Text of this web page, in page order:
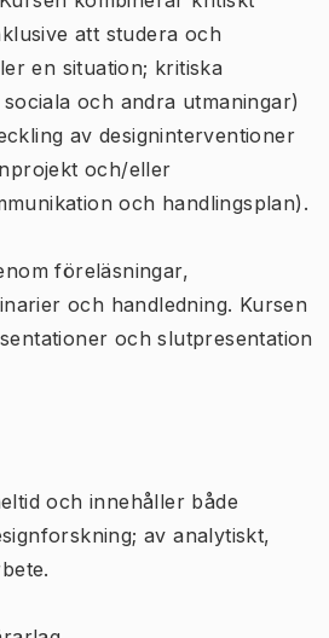
att studera och
en situation; kritiska
och andra utmaningar)
av designinterventioner
och/eller
och handlingsplan).
föreläsningar,
och handledning. Kursen
och slutpresentation
och innehåller både
av analytiskt,